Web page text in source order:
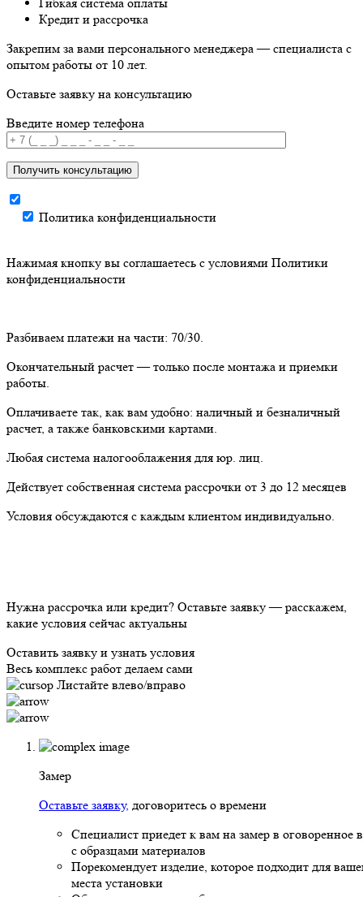
Кредит и рассрочка
Закрепим за вами персонального менеджера — специалиста с
опытом работы от 10 лет.
Оставьте заявку на консультацию
Введите номер телефона
Получить консультацию
Политика конфиденциальности
Нажимая кнопку вы соглашаетесь с условиями Политики
конфиденциальности
Разбиваем платежи на части: 70/30.
Окончательный расчет — только после монтажа и приемки
работы.
Оплачиваете так, как вам удобно: наличный и безналичный
расчет, а также банковскими картами.
Любая система налогооблажения для юр. лиц.
Действует собственная система рассрочки от 3 до 12 месяцев
Условия обсуждаются с каждым клиентом индивидуально.
Нужна рассрочка или кредит? Оставьте заявку — расскажем,
какие условия сейчас актуальны
Оставить заявку и узнать условия
Весь комплекс работ делаем сами
Листайте влево/вправо
Замер
Оставьте заявку, договоритесь о времени
Специалист приедет к вам на замер в оговоренное
с образцами материалов
Порекомендует изделие, которое подходит для
места установки